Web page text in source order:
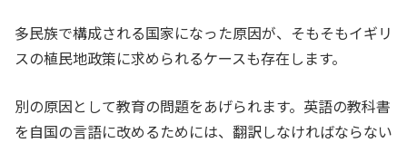
多民族で構成される国家になった原因が、そもそもイギリ
スの植民地政策に求められるケースも存在します。
別の原因として教育の問題をあげられます。英語の教科書
を自国の言語に改めるためには、翻訳しなければならない